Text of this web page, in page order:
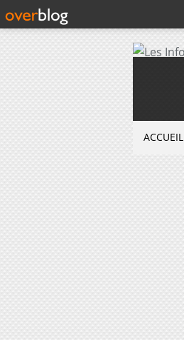
ACCUEIL